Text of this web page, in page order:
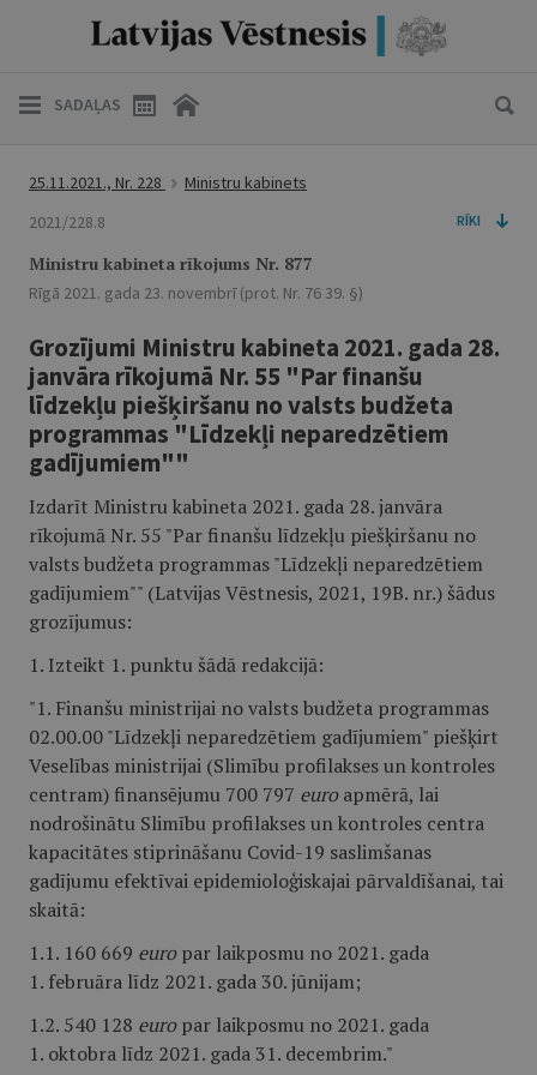
SADAĻAS
25.11.2021., Nr. 228
Ministru kabinets
2021/228.8
RĪKI
Ministru kabineta rīkojums Nr. 877
Rīgā 2021. gada 23. novembrī (prot. Nr. 76 39. §)
Grozījumi Ministru kabineta 2021. gada 28.
janvāra rīkojumā Nr. 55 "Par finanšu
līdzekļu piešķiršanu no valsts budžeta
programmas "Līdzekļi neparedzētiem
gadījumiem""
Izdarīt Ministru kabineta 2021. gada 28. janvāra
rīkojumā Nr. 55 "Par finanšu līdzekļu piešķiršanu no
valsts budžeta programmas "Līdzekļi neparedzētiem
gadījumiem"" (Latvijas Vēstnesis, 2021, 19B. nr.) šādus
grozījumus:
1. Izteikt 1. punktu šādā redakcijā:
"1. Finanšu ministrijai no valsts budžeta programmas
02.00.00 "Līdzekļi neparedzētiem gadījumiem" piešķirt
Veselības ministrijai (Slimību profilakses un kontroles
centram) finansējumu 700 797 euroapmērā, lai
nodrošinātu Slimību profilakses un kontroles centra
kapacitātes stiprināšanu Covid-19 saslimšanas
gadījumu efektīvai epidemioloģiskajai pārvaldīšanai, tai
skaitā:
1.1. 160 669 europar laikposmu no 2021. gada
1. februāra līdz 2021. gada 30. jūnijam;
1.2. 540 128 europar laikposmu no 2021. gada
1. oktobra līdz 2021. gada 31. decembrim."